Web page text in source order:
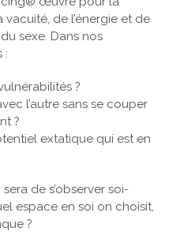
de liberté et de
œuvre pour la
de l’énergie et de
sexe. Dans nos
?
l’autre sans se couper
?
extatique qui est en
de s’observer soi-
espace en soi on choisit,